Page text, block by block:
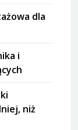
dla
i
niż